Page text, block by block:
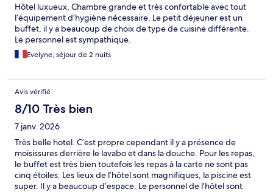
Hôtel luxueux, Chambre grande et très confortable avec tout
l’équipement d’hygiène nécessaire. Le petit déjeuner est un
buffet, il y a beaucoup de choix de type de cuisine différente.
Le personnel est sympathique.
Evelyne, séjour de 2 nuits
Avis vérifié
8/10 Très bien
7 janv. 2026
Très belle hotel. C’est propre cependant il y a présence de
moisissures derrière le lavabo et dans la douche. Pour les repas,
le buffet est très bien toutefois les repas à la carte ne sont pas
cinq étoiles. Les lieux de l’hôtel sont magnifiques, la piscine est
super. Il y a beaucoup d’espace. Le personnel de l’hôtel sont